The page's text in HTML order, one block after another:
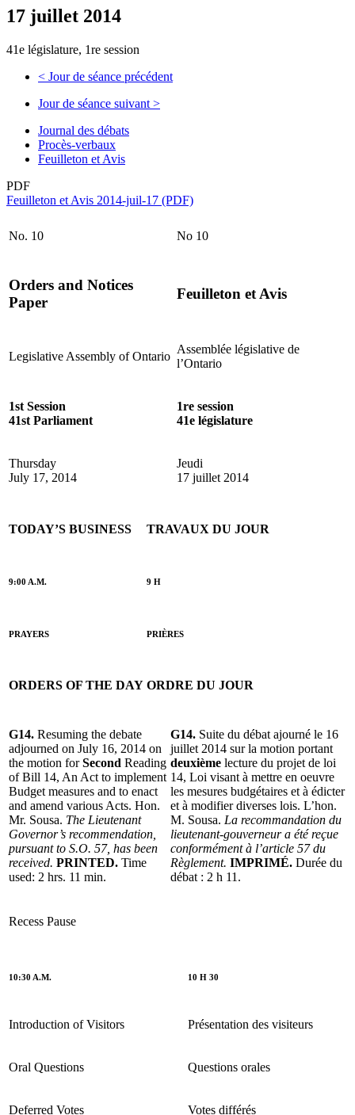
17 juillet 2014
41e législature, 1re session
< Jour de séance précédent
Jour de séance suivant >
Journal des débats
Procès-verbaux
Feuilleton et Avis
PDF
Feuilleton et Avis 2014-juil-17 (PDF)
No. 10 No 10
Orders and Notices
Paper
Feuilleton et Avis
Legislative Assembly of Ontario
Assemblée législative de
l’Ontario
1st Session
41st Parliament
1re session
41e législature
Thursday
July 17, 2014
Jeudi
17 juillet 2014
TODAY’S BUSINESS TRAVAUX DU JOUR
9:00 A.M. 9 H
PRAYERS PRIÈRES
ORDERS OF THE DAY ORDRE DU JOUR
G14. Resuming the debate
adjourned on July 16, 2014 on
the motion forSecond Reading
of Bill 14, An Act to implement
Budget measures and to enact
and amend various Acts. Hon.
Mr. Sousa. The Lieutenant
Governor’s recommendation,
pursuant to S.O. 57, has been
received. PRINTED. Time
used: 2 hrs. 11 min.
G14. Suite du débat ajourné le 16
juillet 2014 sur la motion portant
deuxième lecture du projet de loi
14, Loi visant à mettre en oeuvre
les mesures budgétaires et à édicter
et à modifier diverses lois. L’hon.
M. Sousa. La recommandation du
lieutenant-gouverneur a été reçue
conformément à l’article 57 du
Règlement. IMPRIMÉ. Durée du
débat : 2 h 11.
Recess Pause
10:30 A.M. 10 H 30
Introduction of Visitors Présentation des visiteurs
Oral Questions Questions orales
Deferred Votes Votes différés